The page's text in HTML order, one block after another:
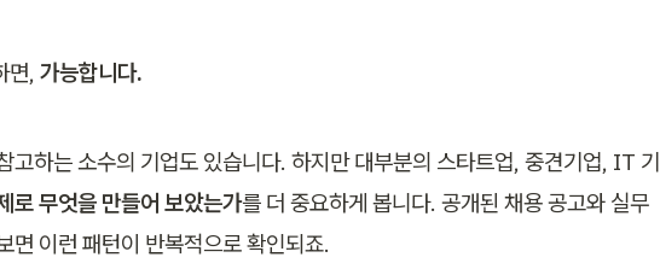
면, 가능합니다.
고하는 소수의 기업도 있습니다. 하지만 대부분의 스타트업, 중견기업, IT 기
로 무엇을 만들어 보았는가를 더 중요하게 봅니다. 공개된 채용 공고와 실무
면 이런 패턴이 반복적으로 확인되죠.